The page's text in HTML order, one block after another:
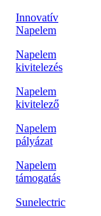
Innovatív
Napelem
Napelem
kivitelezés
Napelem
kivitelező
Napelem
pályázat
Napelem
támogatás
Sunelectric